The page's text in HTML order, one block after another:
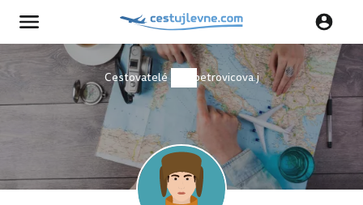
Cestovatelé petrovicova.j